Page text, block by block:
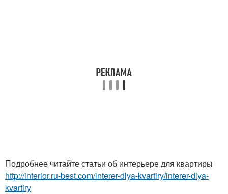
Подробнее читайте статьи об интерьере для квартиры
http://interior.ru-best.com/interer-dlya-kvartiry/interer-dlya-
kvartiry